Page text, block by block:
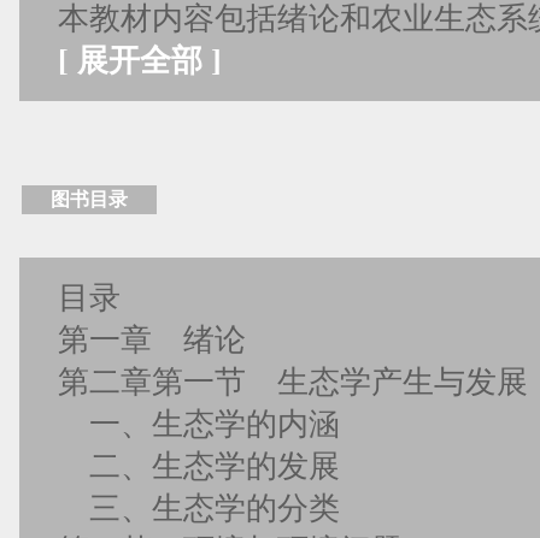
本教材内容包括绪论和农业生态
[ 展开全部 ]
图书目录
目录
第一章 绪论
第二章第一节 生态学产生与发展
一、生态学的内涵
二、生态学的发展
三、生态学的分类